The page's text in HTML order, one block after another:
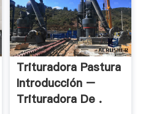
Trituradora Pastura
Introducción –
Trituradora De .